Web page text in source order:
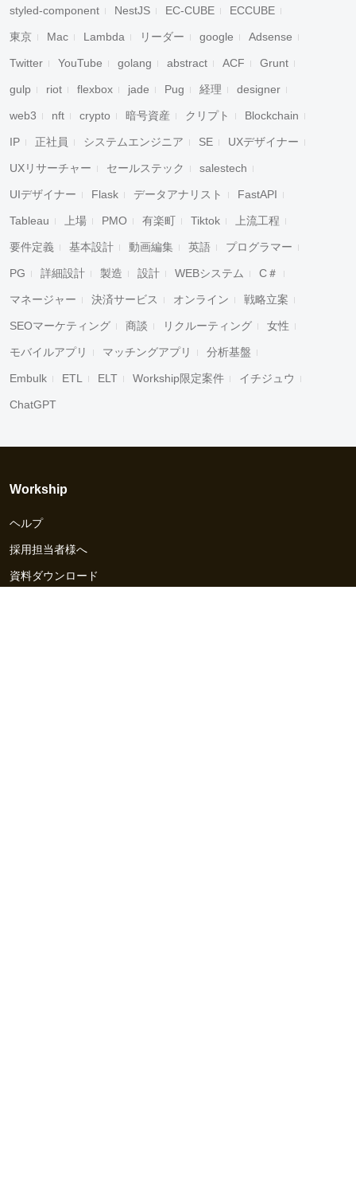
styled-component NestJS EC-CUBE ECCUBE
東京 Mac Lambda リーダー google Adsense
Twitter YouTube golang abstract ACF Grunt
gulp riot flexbox jade Pug 経理 designer
web3 nft crypto 暗号資産 クリプト Blockchain
IP 正社員 システムエンジニア SE UXデザイナー
UXリサーチャー セールステック salestech
UIデザイナー Flask データアナリスト FastAPI
Tableau 上場 PMO 有楽町 Tiktok 上流工程
要件定義 基本設計 動画編集 英語 プログラマー
PG 詳細設計 製造 設計 WEBシステム C＃
マネージャー 決済サービス オンライン 戦略立案
SEOマーケティング 商談 リクルーティング 女性
モバイルアプリ マッチングアプリ 分析基盤
Embulk ETL ELT Workship限定案件 イチジュウ
ChatGPT
Workship
ヘルプ
採用担当者様へ
資料ダウンロード